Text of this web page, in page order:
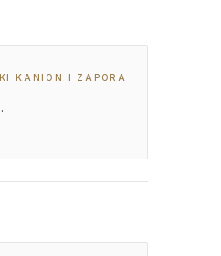
KANION I ZAPORA